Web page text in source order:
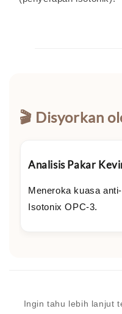
🎬 Disyorkan
Analisis Pakar
Meneroka kuasa
Isotonix OPC-3.
Ingin tahu lebih lanjut